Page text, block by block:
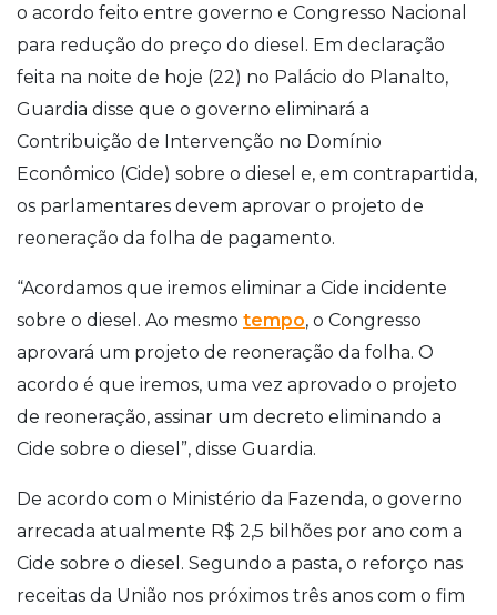
o acordo feito entre governo e Congresso Nacional
para redução do preço do diesel. Em declaração
feita na noite de hoje (22) no Palácio do Planalto,
Guardia disse que o governo eliminará a
Contribuição de Intervenção no Domínio
Econômico (Cide) sobre o diesel e, em contrapartida,
os parlamentares devem aprovar o projeto de
reoneração da folha de pagamento.
“Acordamos que iremos eliminar a Cide incidente
sobre o diesel. Ao mesmo tempo, o Congresso
aprovará um projeto de reoneração da folha. O
acordo é que iremos, uma vez aprovado o projeto
de reoneração, assinar um decreto eliminando a
Cide sobre o diesel”, disse Guardia.
De acordo com o Ministério da Fazenda, o governo
arrecada atualmente R$ 2,5 bilhões por ano com a
Cide sobre o diesel. Segundo a pasta, o reforço nas
receitas da União nos próximos três anos com o fim